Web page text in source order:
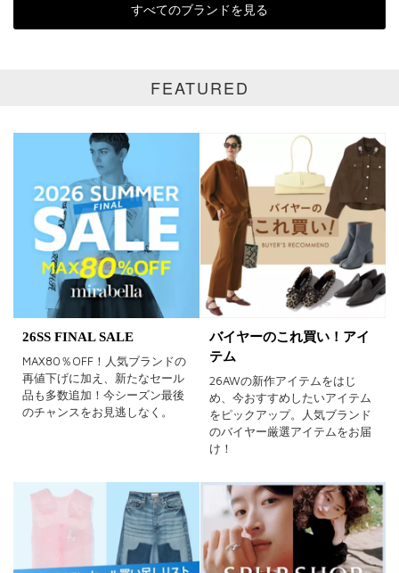
再入荷
ラスト1 受注生産
在庫あり
カラー
ホワイト ブラック グレー
ベージュ ブラウン オレンジ
ピンク
ゴールド シルバー マルチ
すべてのブランドを見る
FEATURED
26SS FINAL SALE
MAX80％OFF！人気ブランドの
再値下げに加え、新たなセール
品も多数追加！今シーズン最後
のチャンスをお見逃しなく。
バイヤーのこれ買い！アイ
テム
26AWの新作アイテムをはじ
め、今おすすめしたいアイテム
をピックアップ。人気ブランド
のバイヤー厳選アイテムをお届
け！